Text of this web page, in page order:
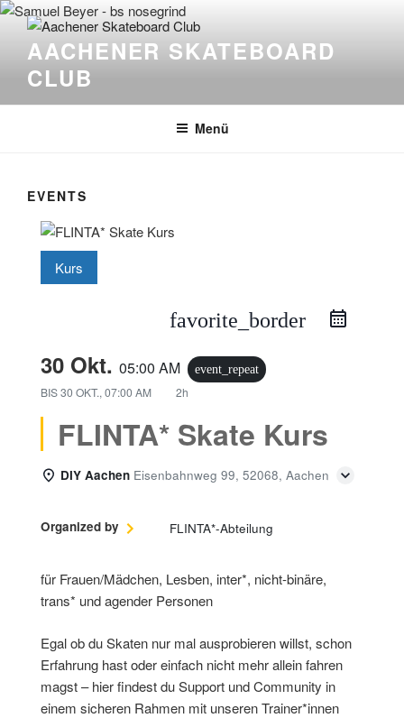
Zum
Inhalt
springenAACHENER SKATEBOARD
CLUB
Menü
EVENTS
Kurs
favorite_border
30 Okt. 05:00 AM event_repeat
BIS30 OKT., 07:00 AM 2h
FLINTA* Skate Kurs
DIY Aachen Eisenbahnweg 99, 52068, Aachen
Organized by FLINTA*-Abteilung
für Frauen/Mädchen, Lesben, inter*, nicht-binäre,
trans* und agender Personen
Egal ob du Skaten nur mal ausprobieren willst, schon
Erfahrung hast oder einfach nicht mehr allein fahren
magst – hier findest du Support und Community in
einem sicheren Rahmen mit unseren Trainer*innen